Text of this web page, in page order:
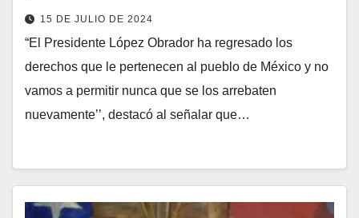
15 DE JULIO DE 2024
“El Presidente López Obrador ha regresado los
derechos que le pertenecen al pueblo de México y no
vamos a permitir nunca que se los arrebaten
nuevamente’’, destacó al señalar que…